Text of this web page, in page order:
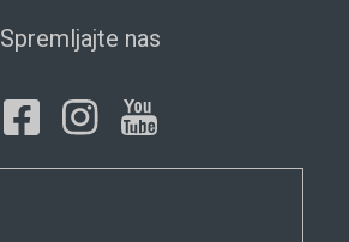
Spremljajte nas